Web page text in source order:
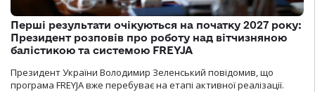
Перші результати очікуються на початку 2027 року:
Президент розповів про роботу над вітчизняною
балістикою та системою FREYJA
Президент України Володимир Зеленський повідомив, що
програма FREYJA вже перебуває на етапі активної реалізації.